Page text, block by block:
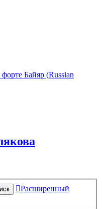
Байяр (Russian
Расширенный